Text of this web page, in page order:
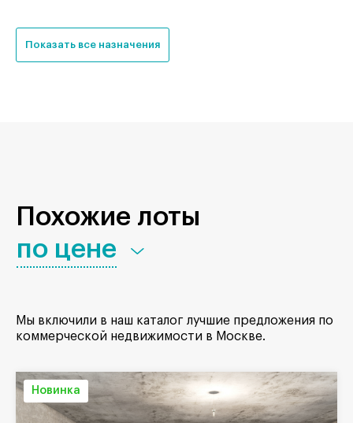
Показать все назначения
Похожие лоты
по цене
Мы включили в наш каталог лучшие предложения по
коммерческой недвижимости в Москве.
Новинка